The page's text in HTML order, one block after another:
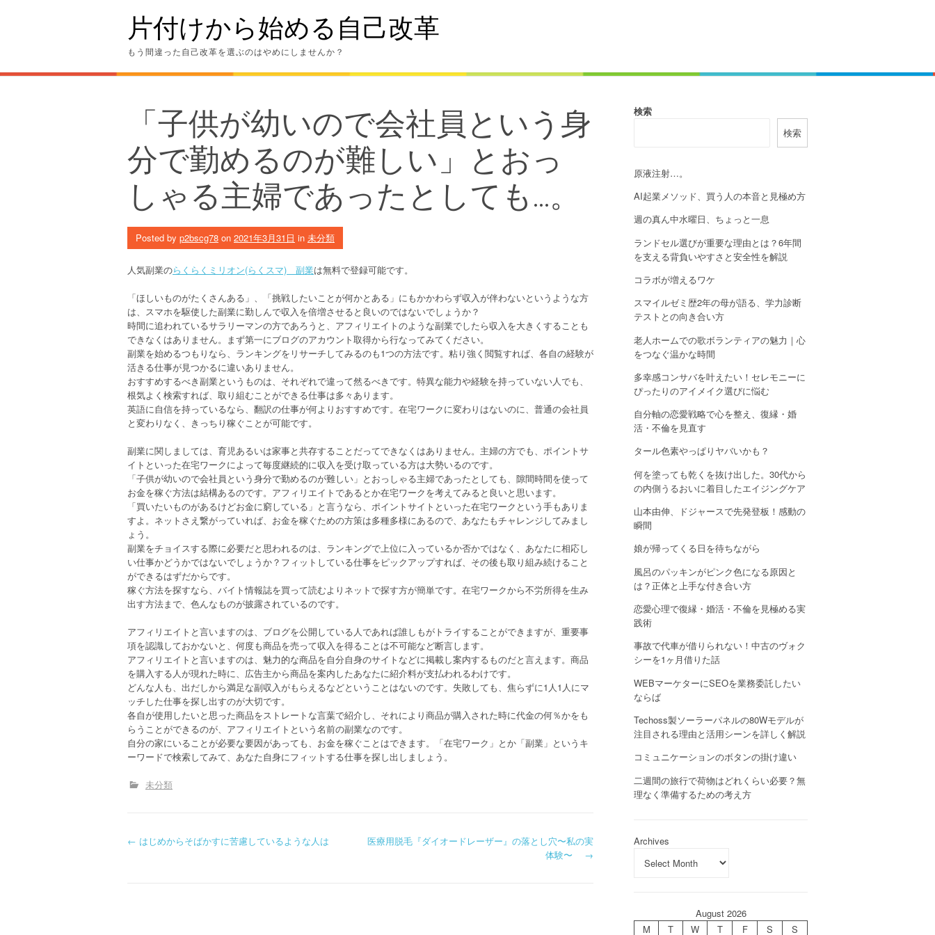
片付けから始める自己改革
もう間違った自己改革を選ぶのはやめにしませんか？
「子供が幼いので会社員という身
分で勤めるのが難しい」とおっ
しゃる主婦であったとしても…。
Posted by p2bscg78 on 2021年3月31日 in 未分類
人気副業のらくらくミリオン(らくスマ) 副業は無料で登録可能です。
「ほしいものがたくさんある」、「挑戦したいことが何かとある」にもかかわらず収入が伴わないというような方
は、スマホを駆使した副業に勤しんで収入を倍増させると良いのではないでしょうか？
時間に追われているサラリーマンの方であろうと、アフィリエイトのような副業でしたら収入を大きくすることも
できなくはありません。まず第一にブログのアカウント取得から行なってみてください。
副業を始めるつもりなら、ランキングをリサーチしてみるのも1つの方法です。粘り強く閲覧すれば、各自の経験が
活きる仕事が見つかるに違いありません。
おすすめするべき副業というものは、それぞれで違って然るべきです。特異な能力や経験を持っていない人でも、
根気よく検索すれば、取り組むことができる仕事は多々あります。
英語に自信を持っているなら、翻訳の仕事が何よりおすすめです。在宅ワークに変わりはないのに、普通の会社員
と変わりなく、きっちり稼ぐことが可能です。
副業に関しましては、育児あるいは家事と共存することだってできなくはありません。主婦の方でも、ポイントサ
イトといった在宅ワークによって毎度継続的に収入を受け取っている方は大勢いるのです。
「子供が幼いので会社員という身分で勤めるのが難しい」とおっしゃる主婦であったとしても、隙間時間を使って
お金を稼ぐ方法は結構あるのです。アフィリエイトであるとか在宅ワークを考えてみると良いと思います。
「買いたいものがあるけどお金に窮している」と言うなら、ポイントサイトといった在宅ワークという手もありま
すよ。ネットさえ繋がっていれば、お金を稼ぐための方策は多種多様にあるので、あなたもチャレンジしてみまし
ょう。
副業をチョイスする際に必要だと思われるのは、ランキングで上位に入っているか否かではなく、あなたに相応し
い仕事かどうかではないでしょうか？フィットしている仕事をピックアップすれば、その後も取り組み続けること
ができるはずだからです。
稼ぐ方法を探すなら、バイト情報誌を買って読むよりネットで探す方が簡単です。在宅ワークから不労所得を生み
出す方法まで、色んなものが披露されているのです。
アフィリエイトと言いますのは、ブログを公開している人であれば誰しもがトライすることができますが、重要事
項を認識しておかないと、何度も商品を売って収入を得ることは不可能など断言します。
アフィリエイトと言いますのは、魅力的な商品を自分自身のサイトなどに掲載し案内するものだと言えます。商品
を購入する人が現れた時に、広告主から商品を案内したあなたに紹介料が支払われるわけです。
どんな人も、出だしから満足な副収入がもらえるなどということはないのです。失敗しても、焦らずに1人1人にマ
ッチした仕事を探し出すのが大切です。
各自が使用したいと思った商品をストレートな言葉で紹介し、それにより商品が購入された時に代金の何％かをも
らうことができるのが、アフィリエイトという名前の副業なのです。
自分の家にいることが必要な要因があっても、お金を稼ぐことはできます。「在宅ワーク」とか「副業」というキ
ーワードで検索してみて、あなた自身にフィットする仕事を探し出しましょう。
未分類
P
← はじめからそばかすに苦慮しているような人は
医療用脱毛『ダイオードレーザー』の落とし穴〜私の実
体験〜 →
検索
検索
原液注射…。
AI起業メソッド、買う人の本音と見極め方
週の真ん中水曜日、ちょっと一息
ランドセル選びが重要な理由とは？6年間
を支える背負いやすさと安全性を解説
コラボが増えるワケ
スマイルゼミ歴2年の母が語る、学力診断
テストとの向き合い方
老人ホームでの歌ボランティアの魅力｜心
をつなぐ温かな時間
多幸感コンサバを叶えたい！セレモニーに
ぴったりのアイメイク選びに悩む
自分軸の恋愛戦略で心を整え、復縁・婚
活・不倫を見直す
タール色素やっぱりヤバいかも？
何を塗っても乾くを抜け出した。30代から
の内側うるおいに着目したエイジングケア
山本由伸、ドジャースで先発登板！感動の
瞬間
娘が帰ってくる日を待ちながら
風呂のパッキンがピンク色になる原因と
は？正体と上手な付き合い方
恋愛心理で復縁・婚活・不倫を見極める実
践術
事故で代車が借りられない！中古のヴォク
シーを1ヶ月借りた話
WEBマーケターにSEOを業務委託したい
ならば
Techoss製ソーラーパネルの80Wモデルが
注目される理由と活用シーンを詳しく解説
コミュニケーションのボタンの掛け違い
二週間の旅行で荷物はどれくらい必要？無
理なく準備するための考え方
Archives
August 2026
M
T W T F S S